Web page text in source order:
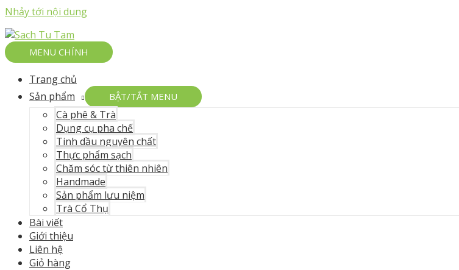
Nhảy tới nội dung
MENU CHÍNH
Trang chủ
Sản phẩm
BẬT/TẮT MENU
Cà phê & Trà
Dụng cụ pha chế
Tinh dầu nguyên chất
Thực phẩm sạch
Chăm sóc từ thiên nhiên
Handmade
Sản phẩm lưu niệm
Trà Cổ Thụ
Bài viết
Giới thiệu
Liên hệ
Giỏ hàng